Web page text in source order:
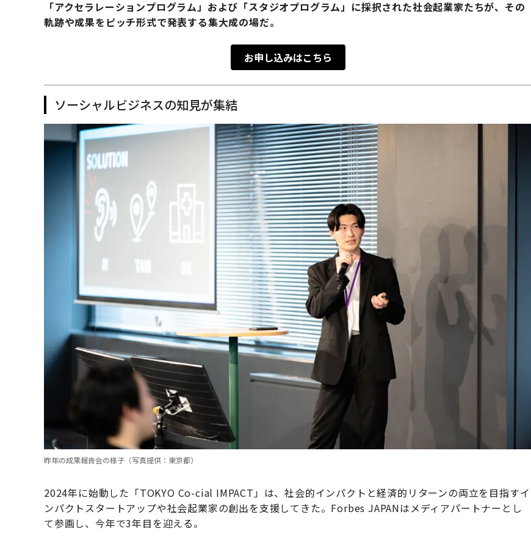
「アクセラレーションプログラム」および「スタジオプログラム」に採択された社会起業家たちが、その
軌跡や成果をピッチ形式で発表する集大成の場だ。
お申し込みはこちら
ソーシャルビジネスの知見が集結
昨年の成果報告会の様子（写真提供：東京都）
2024年に始動した「TOKYO Co-cial IMPACT」は、社会的インパクトと経済的リターンの両立を目指すイ
ンパクトスタートアップや社会起業家の創出を支援してきた。Forbes JAPANはメディアパートナーとし
て参画し、今年で3年目を迎える。